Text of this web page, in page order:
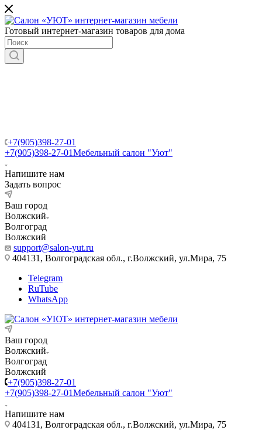
Готовый интернет-магазин товаров для дома
+7(905)398-27-01
+7(905)398-27-01Мебельный салон "Уют"
Напишите нам
Задать вопрос
Ваш город
Волжский
Волгоград
Волжский
support@salon-yut.ru
404131, Волгоградская обл., г.Волжский, ул.Мира, 75
Telegram
RuTube
WhatsApp
Ваш город
Волжский
Волгоград
Волжский
+7(905)398-27-01
+7(905)398-27-01Мебельный салон "Уют"
Напишите нам
404131, Волгоградская обл., г.Волжский, ул.Мира, 75